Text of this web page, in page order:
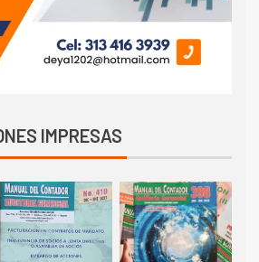
IMPRESAS